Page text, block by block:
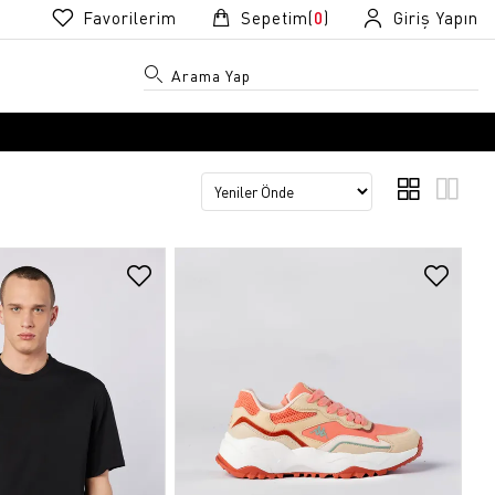
Favorilerim Sepetim(0) Giriş Yapın